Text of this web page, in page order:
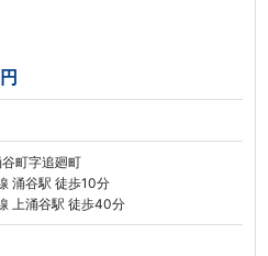
町字追廻町
涌谷駅 徒歩10分
上涌谷駅 徒歩40分